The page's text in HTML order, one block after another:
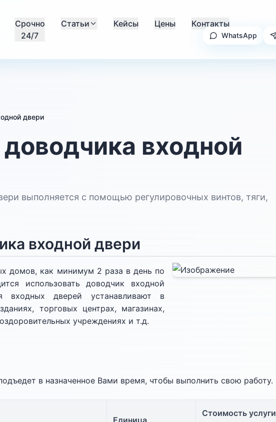
Срочно
24/7
Статьи Кейсы Цены Контакты
WhatsApp
двери
входной
выполняется с помощью регулировочных винтов, тяги,
входной двери
домов, как минимум 2 раза в день по
использовать доводчик входной
входных дверей устанавливают в
торговых центрах, магазинах,
учреждениях и т.д.
в назначенное Вами время, чтобы выполнить свою работу.
Единица
Стоимость услуги